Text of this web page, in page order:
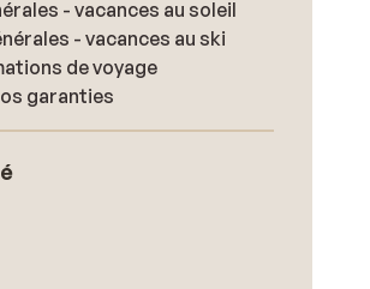
- vacances au soleil
- vacances au ski
de voyage
garanties